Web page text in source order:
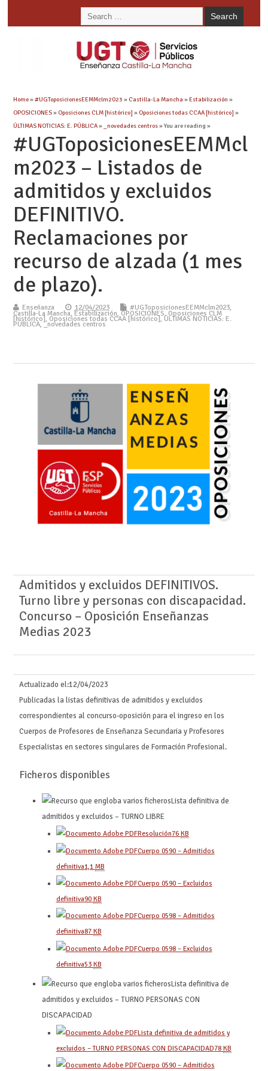
Home»#UGToposicionesEEMMclm2023 » Castilla-La Mancha »Estabilización »
OPOSICIONES» Oposiciones CLM [histórico] » Oposiciones todas CCAA [histórico] »
ÚLTIMAS NOTICIAS: E. PÚBLICA» _novedades centros» You are reading »
#UGToposicionesEEMMcl
m2023 – Listados de
admitidos y excluidos
DEFINITIVO.
Reclamaciones por
recurso de alzada (1 mes
de plazo).
Enseñanza 12/04/2023 #UGToposicionesEEMMclm2023,
Castilla-La Mancha, Estabilización,OPOSICIONES,Oposiciones CLM
[histórico], Oposiciones todas CCAA [histórico], ÚLTIMAS NOTICIAS: E.
PÚBLICA,_novedades centros
Admitidos y excluidos DEFINITIVOS.
Turno libre y personas con discapacidad.
Concurso – Oposición Enseñanzas
Medias 2023
Actualizado el:12/04/2023
Publicadas la listas definitivas de admitidos y excluidos
correspondientes al concurso-oposición para el ingreso en los
Cuerpos de Profesores de Enseñanza Secundaria y Profesores
Especialistas en sectores singulares de Formación Profesional.
Ficheros disponibles
Lista definitiva de
admitidos y excluidos – TURNO LIBRE
Resolución76 KB
Cuerpo 0590 – Admitidos
definitiva1,1 MB
Cuerpo 0590 – Excluidos
definitiva90 KB
Cuerpo 0598 – Admitidos
definitiva87 KB
Cuerpo 0598 – Excluidos
definitiva53 KB
Lista definitiva de
admitidos y excluidos – TURNO PERSONAS CON
DISCAPACIDAD
Lista definitiva de admitidos y
excluidos – TURNO PERSONAS CON DISCAPACIDAD78 KB
Cuerpo 0590 – Admitidos